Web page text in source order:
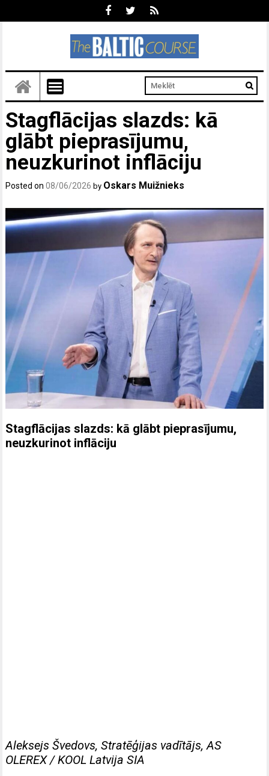
Stagflācijas slazds: kā
glābt pieprasījumu,
neuzkurinot inflāciju
Posted on08/06/2026 by Oskars Muižnieks
Stagflācijas slazds: kā glābt pieprasījumu,
neuzkurinot inflāciju
Aleksejs Švedovs, Stratēģijas vadītājs, AS
OLEREX / KOOL Latvija SIA